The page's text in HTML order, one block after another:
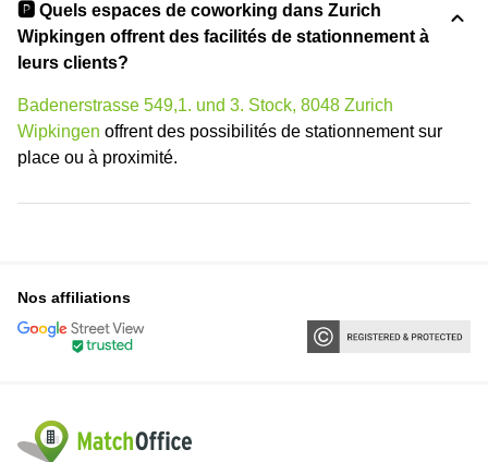
🅿️ Quels espaces de coworking dans Zurich
Wipkingen offrent des facilités de stationnement à
leurs clients?
Badenerstrasse 549,1. und 3. Stock, 8048 Zurich
Wipkingen offrent des possibilités de stationnement sur
place ou à proximité.
Nos affiliations